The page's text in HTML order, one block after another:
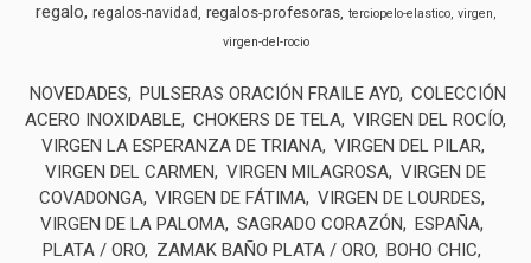
regalo regalos-navidad regalos-profesoras terciopelo-elastico virgen
virgen-del-rocio
NOVEDADES PULSERAS ORACIÓN FRAILE AYD COLECCIÓN
ACERO INOXIDABLE CHOKERS DE TELA VIRGEN DEL ROCÍO
VIRGEN LA ESPERANZA DE TRIANA VIRGEN DEL PILAR
VIRGEN DEL CARMEN
VIRGEN MILAGROSA VIRGEN DE
COVADONGA VIRGEN DE FÁTIMA VIRGEN DE LOURDES
VIRGEN DE LA PALOMA SAGRADO CORAZÓN
ESPAÑA
PLATA / ORO
ZAMAK BAÑO PLATA / ORO
BOHO CHIC